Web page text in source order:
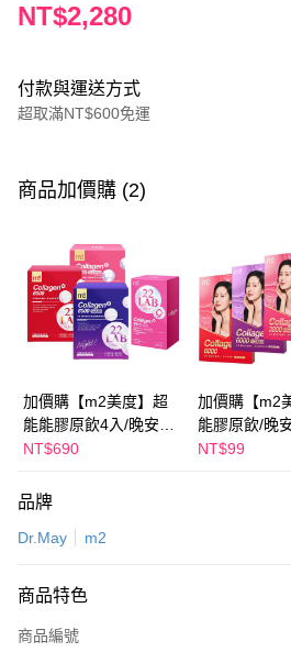
NT$2,280
付款與運送方式
超取滿NT$600免運
信用卡一次付款
LINE Pay
Apple Pay
街口支付
悠遊付
Google Pay
AFTEE先享後付
相關說明
AFTEE先享後付是「在收到商品之後才付款
便利好安心！
２．便利：只要手機號碼，簡訊認證，即可結
運送方式
商品加價購 (2)
加價購【m2美度】超
能能膠原飲4入/晚安飲
4入/水光飲4入/新生飲
盒)
NT$690
加價購【m2
能膠原飲/晚
飲/新生飲-孫
NT$99
品牌
Dr.May m2
商品特色
商品編號